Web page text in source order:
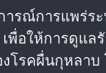
รณ์การแพร่ร
พื่อให้การดูแล
โรคผื่นกุหลาบ